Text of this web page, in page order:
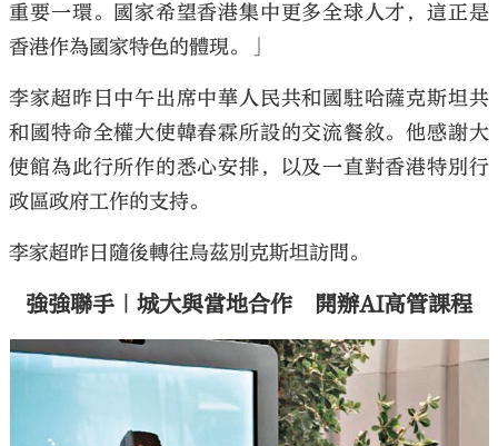
重要一環。國家希望香港集中更多全球人才，這正是
香港作為國家特色的體現。」
李家超昨日中午出席中華人民共和國駐哈薩克斯坦共
和國特命全權大使韓春霖所設的交流餐敘。他感謝大
使館為此行所作的悉心安排，以及一直對香港特別行
政區政府工作的支持。
李家超昨日隨後轉往烏茲別克斯坦訪問。
強強聯手｜城大與當地合作 開辦AI高管課程